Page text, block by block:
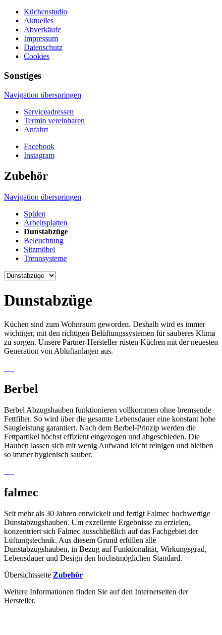
Küchenstudio
Aktuelles
Abverkäufe
Impressum
Datenschutz
Cookies
Sonstiges
Navigation überspringen
Serviceadressen
Termin vereinbaren
Anfahrt
Facebook
Instagram
Zubehör
Navigation überspringen
Spülen
Arbeitsplatten
Dunstabzüge
Beleuchtung
Sitzmöbel
Trennsysteme
Dunstabzüge
Küchen sind zum Wohnraum geworden. Deshalb wird es immer
wichtiger, mit den richtigen Belüftungssystemen für sauberes Klima
zu sorgen. Unsere Partner-Hersteller rüsten Küchen mit der neuesten
Generation von Abluftanlagen aus.
Berbel
Berbel Abzugshauben funktionieren vollkommen ohne bremsende
Fettfilter. So wird über die gesamte Lebensdauer eine konstant hohe
Saugleistung garantiert. Nach dem Berbel-Prinzip werden die
Fettpartikel höchst effizient eingezogen und abgeschieden. Die
Hauben lassen sich mit wenig Aufwand leicht reinigen und bleiben
so immer hygienisch sauber.
falmec
Seit mehr als 30 Jahren entwickelt und fertigt Falmec hochwertige
Dunstabzugshauben. Um exzellente Ergebnisse zu erzielen,
konzentriert sich Falmec ausschließlich auf das Fachgebiet der
Lüftungstechnik. Aus diesem Grund erfüllen alle
Dunstabzugshauben, in Bezug auf Funktionalität, Wirkungsgrad,
Lebensdauer und Design den höchstmöglichen Standard.
Übersichtsseite Zubehör
Weitere Informationen finden Sie auf den Internetseiten der
Hersteller.